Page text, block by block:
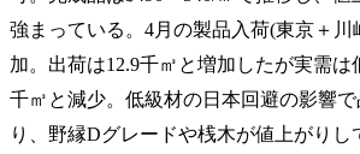
強まっている。4月の製品入荷(東京＋川
加。出荷は12.9千㎥と増加したが実需は
千㎥と減少。低級材の日本回避の影響
り、野縁Dグレードや桟木が値上がりし